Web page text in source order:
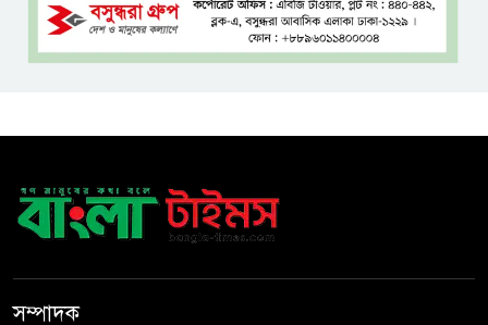
আলোচনা, সিদ্ধান্ত নেবেন তারেক
রহমান
বাংলাদেশে এলো থাইল্যান্ডের শীর্ষ
কফি ব্র্যান্ড ‘ক্যাফে আমাজন
সম্পাদক